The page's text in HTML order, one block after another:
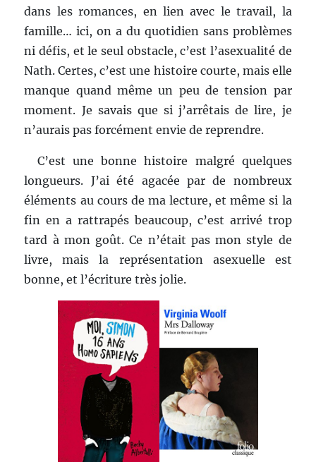
dans les romances, en lien avec le travail, la
famille… ici, on a du quotidien sans problèmes
ni défis, et le seul obstacle, c’est l’asexualité de
Nath. Certes, c’est une histoire courte, mais elle
manque quand même un peu de tension par
moment. Je savais que si j’arrêtais de lire, je
n’aurais pas forcément envie de reprendre.
C’est une bonne histoire malgré quelques
longueurs. J’ai été agacée par de nombreux
éléments au cours de ma lecture, et même si la
fin en a rattrapés beaucoup, c’est arrivé trop
tard à mon goût. Ce n’était pas mon style de
livre, mais la représentation asexuelle est
bonne, et l’écriture très jolie.